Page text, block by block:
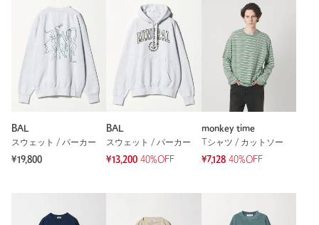
コットン75％ ポリエステル25％
洗濯表示 手洗い可 洗濯表示について
商品番号 8312-5-000030
BAL
スウェット / パーカー
¥19,800
BAL
スウェット / パーカー
¥13,200 40%OFF
monkey time
Tシャツ / カットソー
¥7,128 40%OFF